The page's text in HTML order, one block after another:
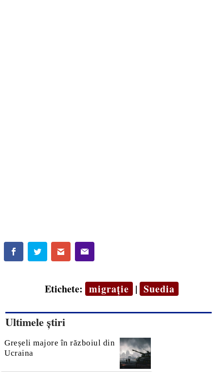
Etichete: migrație | Suedia
Ultimele știri
Greșeli majore în războiul din
Ucraina